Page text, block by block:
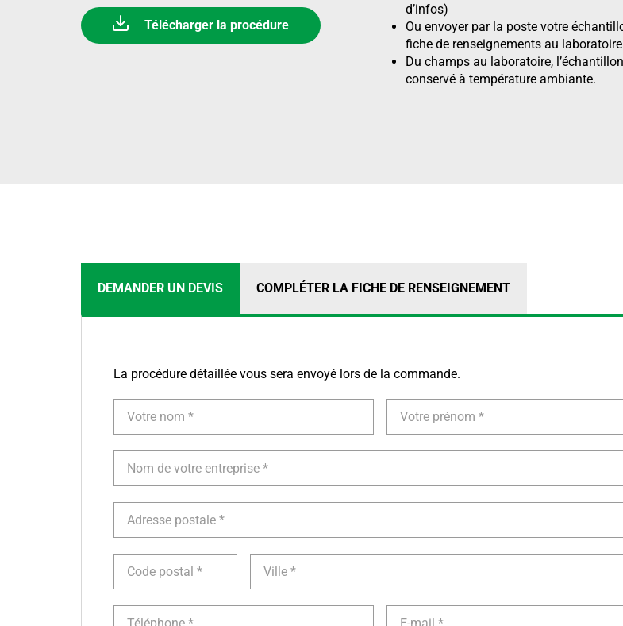
Télécharger la procédure
d’infos)
Ou envoyer par la poste votre
fiche de renseignements au laboratoire
Du champs au laboratoire,
conservé à température ambiante.
DEMANDER UN DEVIS COMPLÉTER LA FICHE DE RENSEIGNEMENT
La procédure détaillée vous sera envoyé lors de la commande.
nom
prénom
votre
postale
postal